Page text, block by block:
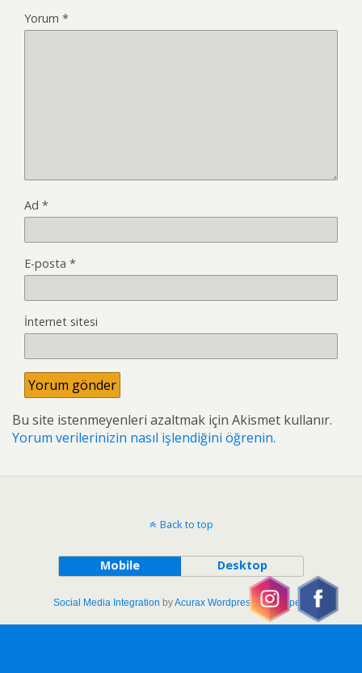
Yorum *
Ad *
E-posta *
İnternet sitesi
Bu site istenmeyenleri azaltmak için Akismet kullanır.
Yorum verilerinizin nasıl işlendiğini öğrenin.
Back to top
Mobile Desktop
Social Media Integration byAcurax Wordpress Developers